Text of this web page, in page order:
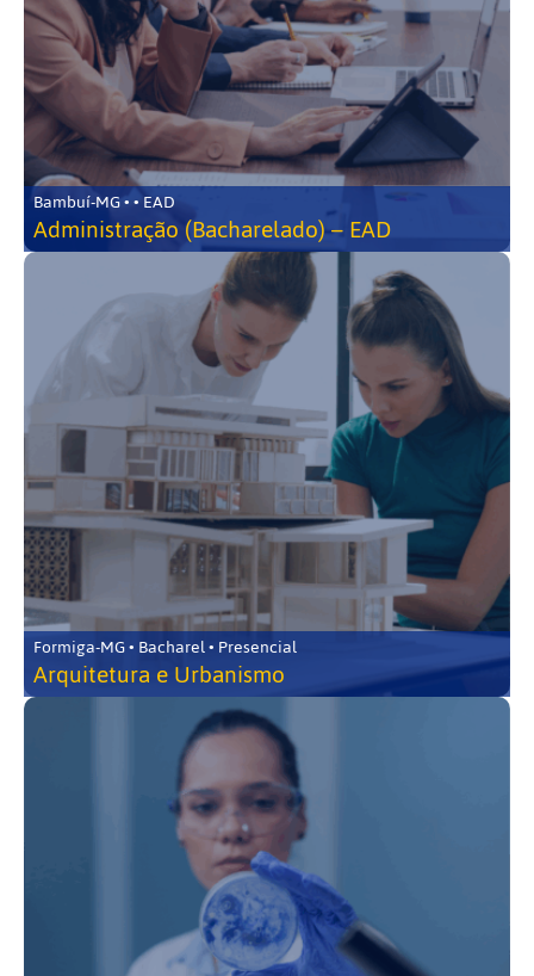
Bambuí-MG • • EAD
Administração (Bacharelado) – EAD
Formiga-MG • Bacharel • Presencial
Arquitetura e Urbanismo